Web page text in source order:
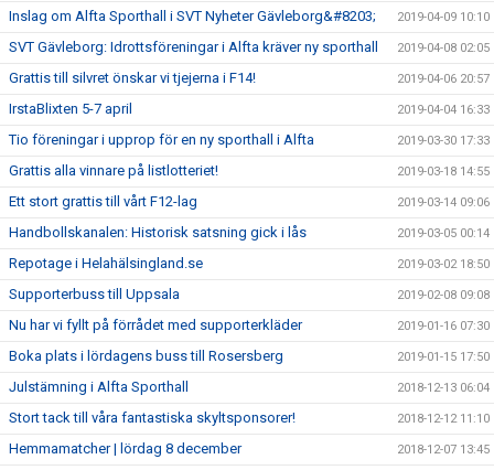
Inslag om Alfta Sporthall i SVT Nyheter Gävleborg&#8203; 2019-04-09 10:10
SVT Gävleborg: Idrottsföreningar i Alfta kräver ny sporthall 2019-04-08 02:05
Grattis till silvret önskar vi tjejerna i F14! 2019-04-06 20:57
IrstaBlixten 5-7 april 2019-04-04 16:33
Tio föreningar i upprop för en ny sporthall i Alfta 2019-03-30 17:33
Grattis alla vinnare på listlotteriet! 2019-03-18 14:55
Ett stort grattis till vårt F12-lag 2019-03-14 09:06
Handbollskanalen: Historisk satsning gick i lås 2019-03-05 00:14
Repotage i Helahälsingland.se 2019-03-02 18:50
Supporterbuss till Uppsala 2019-02-08 09:08
Nu har vi fyllt på förrådet med supporterkläder 2019-01-16 07:30
Boka plats i lördagens buss till Rosersberg 2019-01-15 17:50
Julstämning i Alfta Sporthall 2018-12-13 06:04
Stort tack till våra fantastiska skyltsponsorer! 2018-12-12 11:10
Hemmamatcher | lördag 8 december 2018-12-07 13:45